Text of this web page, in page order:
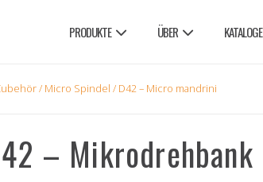
PRODUKTE ÜBER KATALOGE
/ Micro Spindel / D42 – Micro mandrini
– Mikrodrehbank